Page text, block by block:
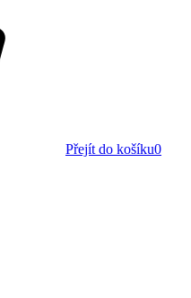
Přejít do košíku0